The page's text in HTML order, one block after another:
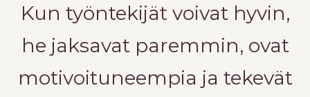
Kun työntekijät voivat hyvin,
he jaksavat paremmin, ovat
motivoituneempia ja tekevät